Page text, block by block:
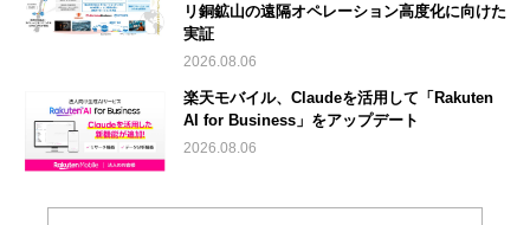
リ銅鉱山の遠隔オペレーション高度化に向けた
実証
2026.08.06
楽天モバイル、Claudeを活用して「Rakuten
AI for Business」をアップデート
2026.08.06